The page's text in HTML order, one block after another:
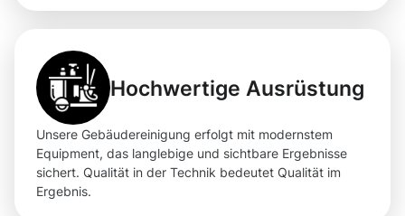
Hochwertige Ausrüstung
Unsere Gebäudereinigung erfolgt mit modernstem
Equipment, das langlebige und sichtbare Ergebnisse
sichert. Qualität in der Technik bedeutet Qualität im
Ergebnis.